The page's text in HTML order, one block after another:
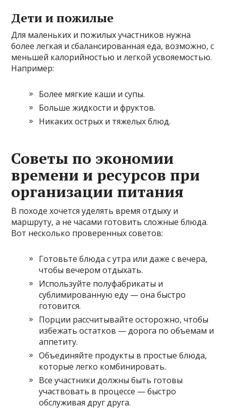
Дети и пожилые
Для маленьких и пожилых участников нужна
более легкая и сбалансированная еда, возможно, с
меньшей калорийностью и легкой усвояемостью.
Например:
Более мягкие каши и супы.
Больше жидкости и фруктов.
Никаких острых и тяжелых блюд.
Советы по экономии
времени и ресурсов при
организации питания
В походе хочется уделять время отдыху и
маршруту, а не часами готовить сложные блюда.
Вот несколько проверенных советов:
Готовьте блюда с утра или даже с вечера,
чтобы вечером отдыхать.
Используйте полуфабрикаты и
сублимированную еду — она быстро
готовится.
Порции рассчитывайте осторожно, чтобы
избежать остатков — дорога по объемам и
аппетиту.
Объединяйте продукты в простые блюда,
которые легко комбинировать.
Все участники должны быть готовы
участвовать в процессе — быстро
обслуживая друг друга.